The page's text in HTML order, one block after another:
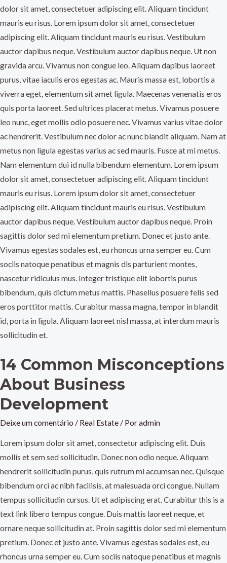
dolor sit amet, consectetuer adipiscing elit. Aliquam tincidunt
mauris eu risus. Lorem ipsum dolor sit amet, consectetuer
adipiscing elit. Aliquam tincidunt mauris eu risus. Vestibulum
auctor dapibus neque. Vestibulum auctor dapibus neque. Ut non
gravida arcu. Vivamus non congue leo. Aliquam dapibus laoreet
purus, vitae iaculis eros egestas ac. Mauris massa est, lobortis a
viverra eget, elementum sit amet ligula. Maecenas venenatis eros
quis porta laoreet. Sed ultrices placerat metus. Vivamus posuere
leo nunc, eget mollis odio posuere nec. Vivamus varius vitae dolor
ac hendrerit. Vestibulum nec dolor ac nunc blandit aliquam. Nam at
metus non ligula egestas varius ac sed mauris. Fusce at mi metus.
Nam elementum dui id nulla bibendum elementum. Lorem ipsum
dolor sit amet, consectetuer adipiscing elit. Aliquam tincidunt
mauris eu risus. Lorem ipsum dolor sit amet, consectetuer
adipiscing elit. Aliquam tincidunt mauris eu risus. Vestibulum
auctor dapibus neque. Vestibulum auctor dapibus neque. Proin
sagittis dolor sed mi elementum pretium. Donec et justo ante.
Vivamus egestas sodales est, eu rhoncus urna semper eu. Cum
sociis natoque penatibus et magnis dis parturient montes,
nascetur ridiculus mus. Integer tristique elit lobortis purus
bibendum, quis dictum metus mattis. Phasellus posuere felis sed
eros porttitor mattis. Curabitur massa magna, tempor in blandit
id, porta in ligula. Aliquam laoreet nisl massa, at interdum mauris
sollicitudin et.
14 Common Misconceptions
About Business
Development
Deixe um comentário / Real Estate / Poradmin
Lorem ipsum dolor sit amet, consectetur adipiscing elit. Duis
mollis et sem sed sollicitudin. Donec non odio neque. Aliquam
hendrerit sollicitudin purus, quis rutrum mi accumsan nec. Quisque
bibendum orci ac nibh facilisis, at malesuada orci congue. Nullam
tempus sollicitudin cursus. Ut et adipiscing erat. Curabitur this is a
text link libero tempus congue. Duis mattis laoreet neque, et
ornare neque sollicitudin at. Proin sagittis dolor sed mi elementum
pretium. Donec et justo ante. Vivamus egestas sodales est, eu
rhoncus urna semper eu. Cum sociis natoque penatibus et magnis